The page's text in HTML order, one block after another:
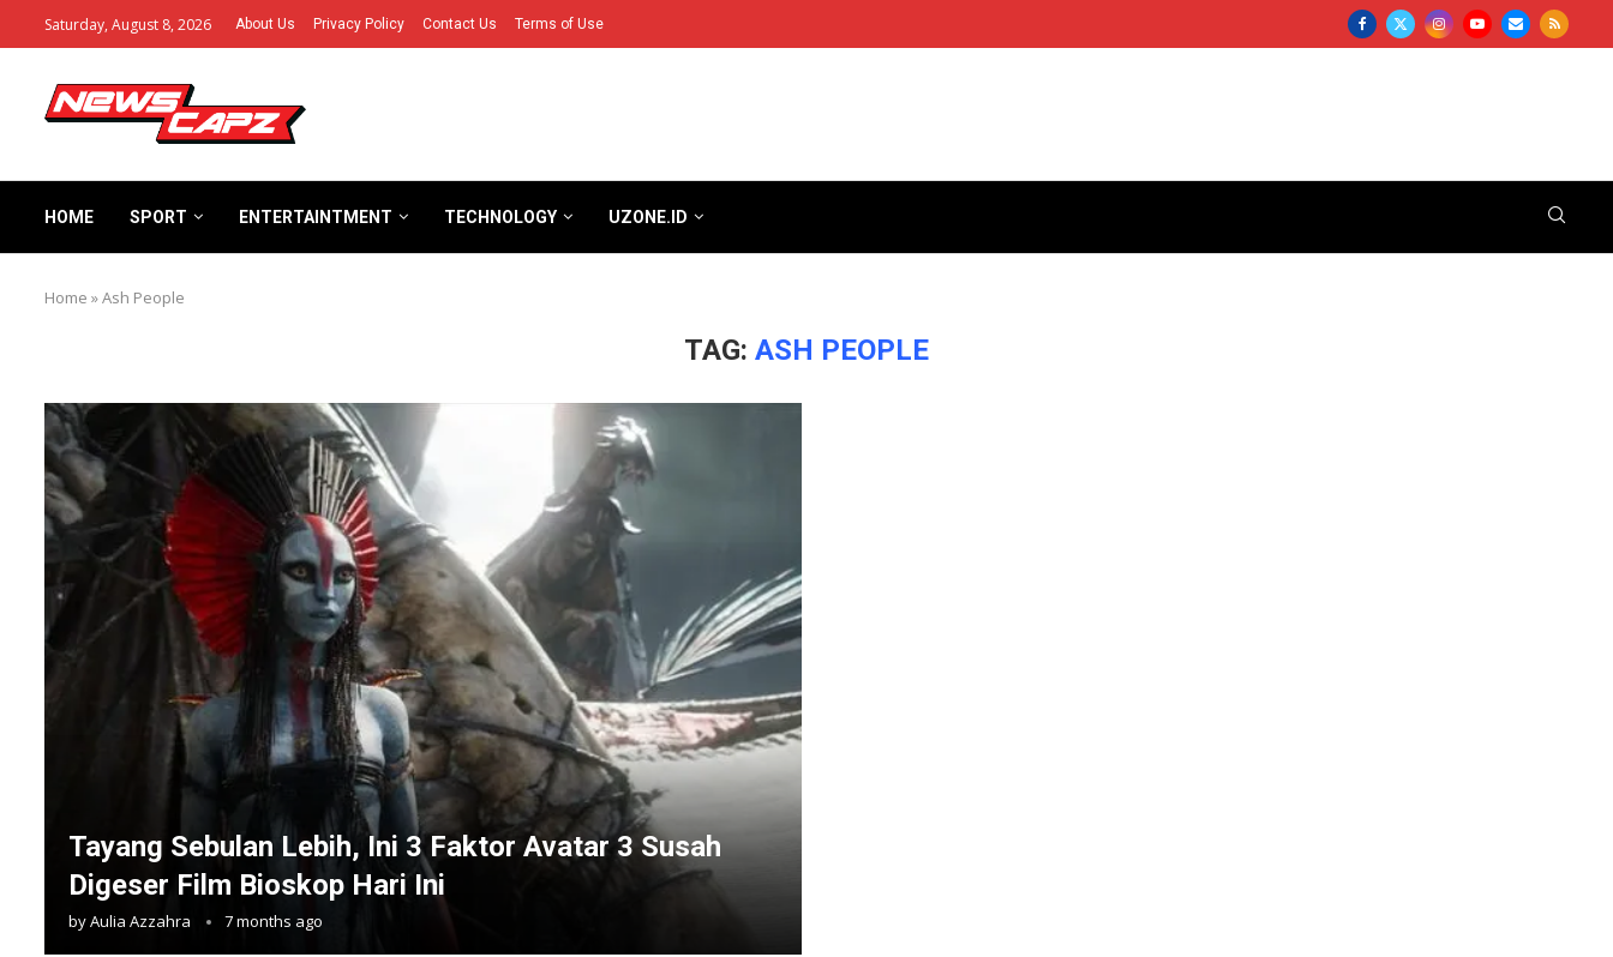
Saturday, August 8, 2026 About Us Privacy Policy Contact Us Terms of Use
HOME SPORT ENTERTAINTMENT TECHNOLOGY UZONE.ID
Home »Ash People
TAG: ASH PEOPLE
Tayang Sebulan Lebih, Ini 3 Faktor Avatar 3 Susah
Digeser Film Bioskop Hari Ini
byAulia Azzahra 7 months ago